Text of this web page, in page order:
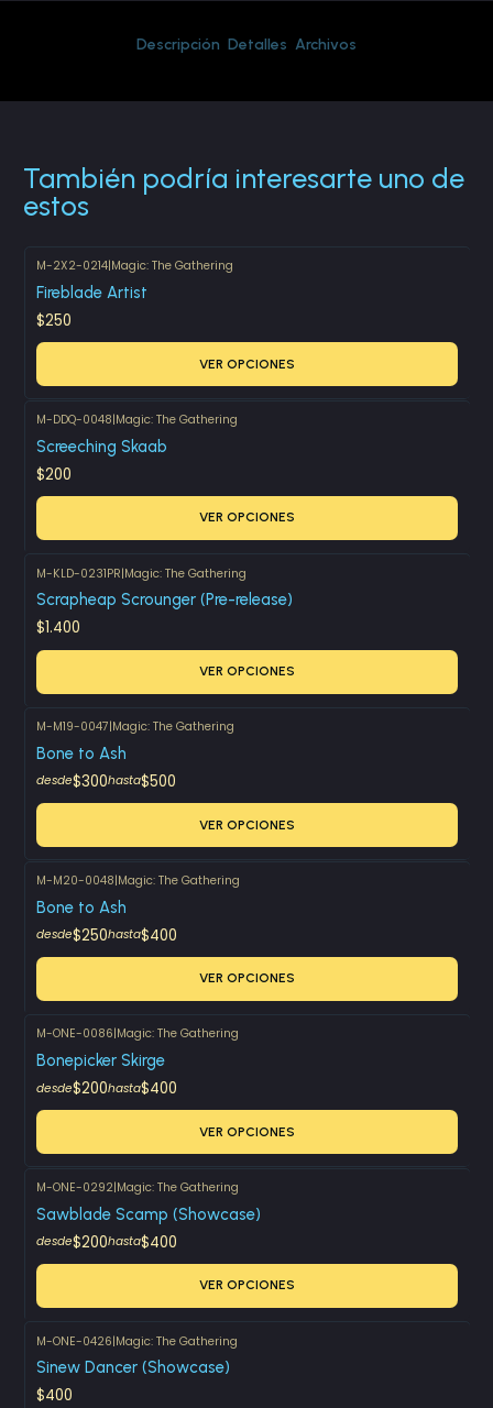
Descripción Detalles Archivos
También podría interesarte uno de
estos
M-2X2-0214|Magic: The Gathering
Fireblade Artist
$250
VER OPCIONES
M-DDQ-0048|Magic: The Gathering
Screeching Skaab
$200
VER OPCIONES
M-KLD-0231PR|Magic: The Gathering
Scrapheap Scrounger (Pre-release)
$1.400
VER OPCIONES
M-M19-0047|Magic: The Gathering
Bone to Ash
desde$300hasta$500
VER OPCIONES
M-M20-0048|Magic: The Gathering
Bone to Ash
desde$250hasta$400
VER OPCIONES
M-ONE-0086|Magic: The Gathering
Bonepicker Skirge
desde$200hasta$400
VER OPCIONES
M-ONE-0292|Magic: The Gathering
Sawblade Scamp (Showcase)
desde$200hasta$400
VER OPCIONES
M-ONE-0426|Magic: The Gathering
Sinew Dancer (Showcase)
$400